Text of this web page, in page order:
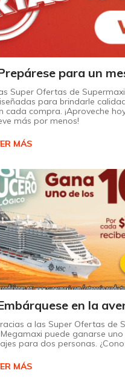
Super Ofertas de
para brindarle
cada compra. ¡Aproveche
más por menos!
MÁS
a las Super Ofertas de
puede ganarse
para dos personas.
MÁS